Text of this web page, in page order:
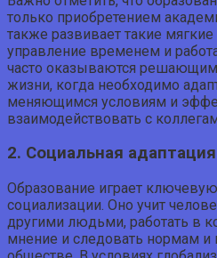
только приобретением
также развивает такие
управление временем и
часто оказываются
жизни, когда необходимо
меняющимся условиям и
взаимодействовать с
2. Социальная адаптация
Образование играет
социализации. Оно учит
другими людьми, работать в
мнение и следовать нормам